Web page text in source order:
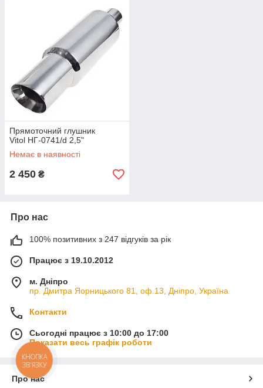
Прямоточний глушник
Vitol НГ-0741/d 2,5"
Немає в наявності
2 450 ₴
Про нас
100% позитивних з 247 відгуків за рік
Працює з 19.10.2012
м. Дніпро
пр. Дмитра Яорницького 81, оф.13, Дніпро, Україна
Контакти
Сьогодні працює з 10:00 до 17:00
Показати весь графік роботи
Про нас
КНОПКА
ЗВ'ЯЗКУ